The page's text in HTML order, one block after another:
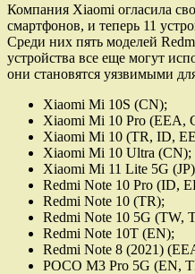
Компания Xiaomi огласила
смартфонов, и теперь 11
Среди них пять моделей
устройства все еще могут
они становятся уязвимыми
Xiaomi Mi 10S (CN);
Xiaomi Mi 10 Pro (EEA,
Xiaomi Mi 10 (TR, ID,
Xiaomi Mi 10 Ultra (CN);
Xiaomi Mi 11 Lite 5G
Redmi Note 10 Pro (ID,
Redmi Note 10 (TR);
Redmi Note 10 5G (TW,
Redmi Note 10T (EN);
Redmi Note 8 (2021)
POCO M3 Pro 5G (EN,